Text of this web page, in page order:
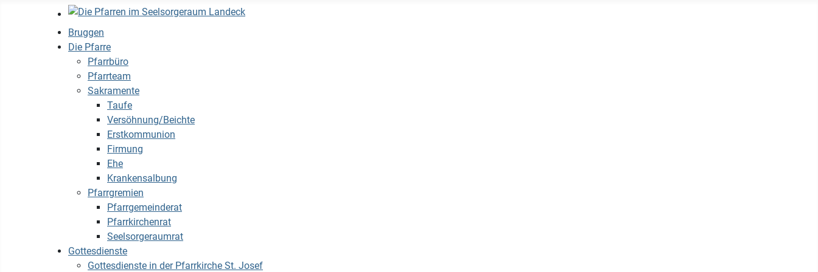
Bruggen
Die Pfarre
Pfarrbüro
Pfarrteam
Sakramente
Taufe
Versöhnung/Beichte
Erstkommunion
Firmung
Ehe
Krankensalbung
Pfarrgremien
Pfarrgemeinderat
Pfarrkirchenrat
Seelsorgeraumrat
Gottesdienste
Gottesdienste in der Pfarrkirche St. Josef